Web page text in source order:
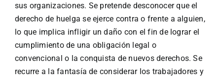
sus organizaciones. Se pretende desconocer que el
derecho de huelga se ejerce contra o frente a alguien,
lo que implica infligir un daño con el fin de lograr el
cumplimiento de una obligación legal o
convencional o la conquista de nuevos derechos. Se
recurre a la fantasía de considerar los trabajadores y